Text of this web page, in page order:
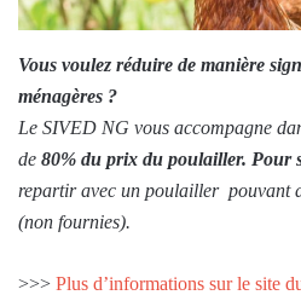
Vous voulez réduire de manière
ménagères ?
Le SIVED NG vous accompagne
de 80% du prix du poulailler. Pour
repartir avec un poulailler pouvant
(non fournies).
>>> Plus d’informations sur le site